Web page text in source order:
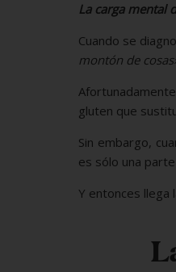
La carga mental
Cuando se
montón de
gluten que
Sin embargo,
es sólo una
Y entonces llega